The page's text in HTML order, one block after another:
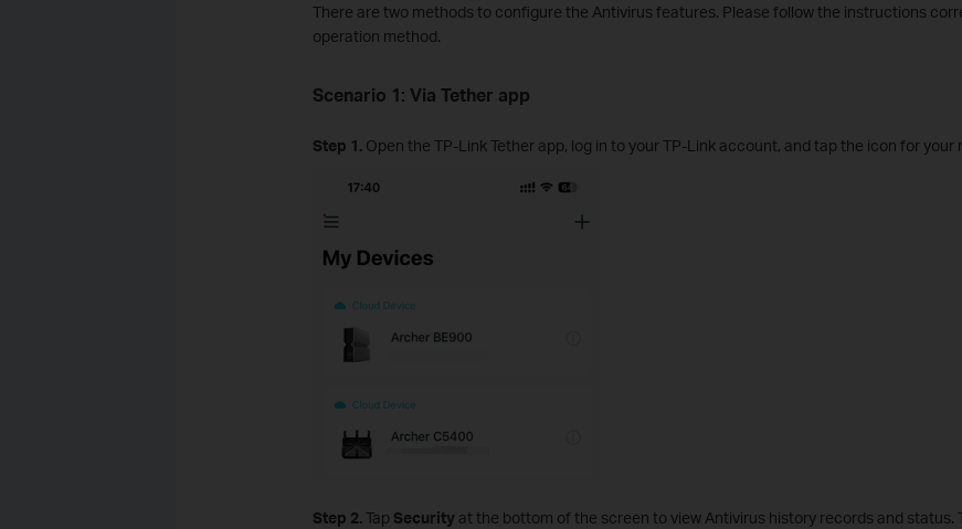
There are two methods to configure the Antivirus features. Please follow the instructions
operation method.
Scenario 1: Via Tether app
Step 1. Open the TP-Link Tether app, log in to your TP-Link account, and tap the icon for your
Step 2.Tap Securityat the bottom of the screen to view Antivirus history records and status.